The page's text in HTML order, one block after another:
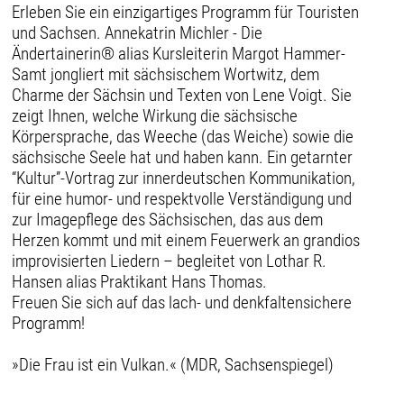
Erleben Sie ein einzigartiges Programm für Touristen
und Sachsen. Annekatrin Michler - Die
Ändertainerin® alias Kursleiterin Margot Hammer-
Samt jongliert mit sächsischem Wortwitz, dem
Charme der Sächsin und Texten von Lene Voigt. Sie
zeigt Ihnen, welche Wirkung die sächsische
Körpersprache, das Weeche (das Weiche) sowie die
sächsische Seele hat und haben kann. Ein getarnter
“Kultur”-Vortrag zur innerdeutschen Kommunikation,
für eine humor- und respektvolle Verständigung und
zur Imagepflege des Sächsischen, das aus dem
Herzen kommt und mit einem Feuerwerk an grandios
improvisierten Liedern – begleitet von Lothar R.
Hansen alias Praktikant Hans Thomas.
Freuen Sie sich auf das lach- und denkfaltensichere
Programm!
»Die Frau ist ein Vulkan.« (MDR, Sachsenspiegel)